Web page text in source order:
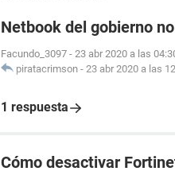
Netbook del gobierno
Facundo_3097 - 23 abr 2020 a las
piratacrimson - 23 abr 2020 a las
1 respuesta
Cómo desactivar